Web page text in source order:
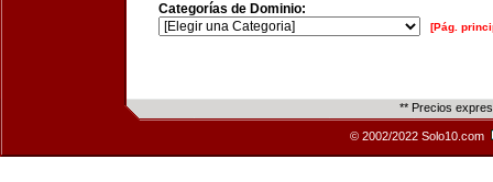
Categorías de Dominio:
[Pág.
** Precios
© 2002/2022 Solo10.com